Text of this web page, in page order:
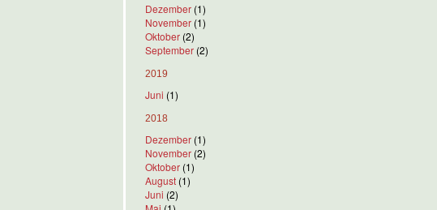
Dezember (1)
November (1)
Oktober (2)
September (2)
2019
Juni (1)
2018
Dezember (1)
November (2)
Oktober (1)
August (1)
Juni (2)